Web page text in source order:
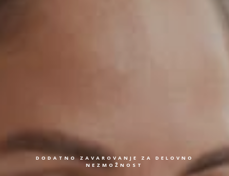
DODATNO ZAVAROVANJE ZA DELOVNO
NEZMOŽNOST